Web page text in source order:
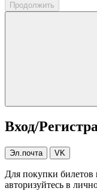
Продолжить
Вход/
Эл.почта VK
Для покупки билетов
авторизуйтесь в